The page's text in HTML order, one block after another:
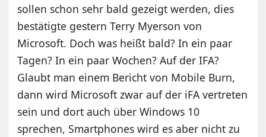
sollen schon sehr bald gezeigt werden, dies
bestätigte gestern Terry Myerson von
Microsoft. Doch was heißt bald? In ein paar
Tagen? In ein paar Wochen? Auf der IFA?
Glaubt man einem Bericht von Mobile Burn,
dann wird Microsoft zwar auf der iFA vertreten
sein und dort auch über Windows 10
sprechen, Smartphones wird es aber nicht zu